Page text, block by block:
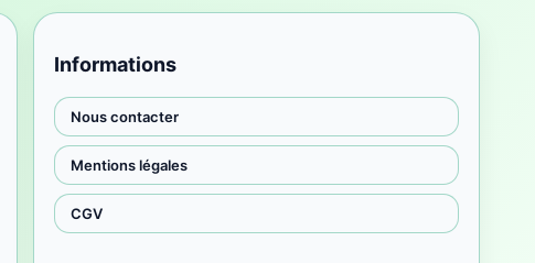
Informations
Nous contacter
Mentions légales
CGV